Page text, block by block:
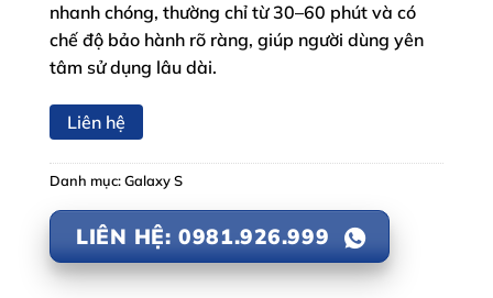
nhanh chóng, thường chỉ từ 30–60 phút và có
chế độ bảo hành rõ ràng, giúp người dùng yên
tâm sử dụng lâu dài.
Liên hệ
Danh mục:Galaxy S
LIÊN HỆ: 0981.926.999